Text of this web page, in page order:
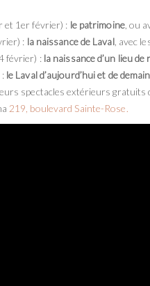
et 1er février) : le patrimoine, ou
: la naissance de Laval, avec
février) : la naissance d’un lieu
le Laval d’aujourd’hui et de demain
spectacles extérieurs gratuits
219, boulevard Sainte-Rose.